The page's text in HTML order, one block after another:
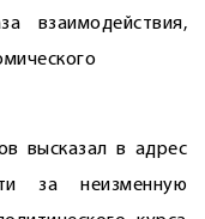
взаимодействия,
высказал в адрес
за неизменную